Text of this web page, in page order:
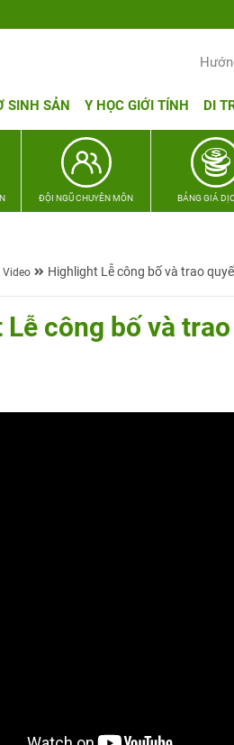
SINH SẢN Y HỌC GIỚI TÍNH DI
ĐỘI NGŨ CHUYÊN MÔN BẢNG GIÁ
Video Highlight Lễ công bố và trao
công bố và